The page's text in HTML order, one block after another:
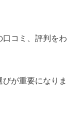
コミ、評判をわ
が重要になりま